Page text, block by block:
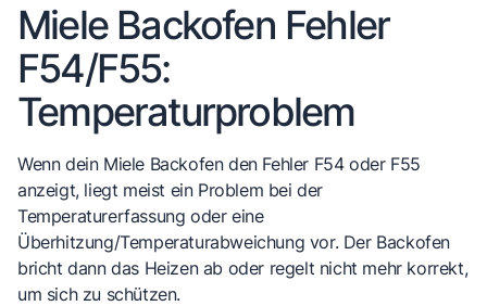
Miele Backofen Fehler
F54/F55:
Temperaturproblem
Wenn dein Miele Backofen den Fehler F54 oder F55
anzeigt, liegt meist ein Problem bei der
Temperaturerfassung oder eine
Überhitzung/Temperaturabweichung vor. Der Backofen
bricht dann das Heizen ab oder regelt nicht mehr korrekt,
um sich zu schützen.